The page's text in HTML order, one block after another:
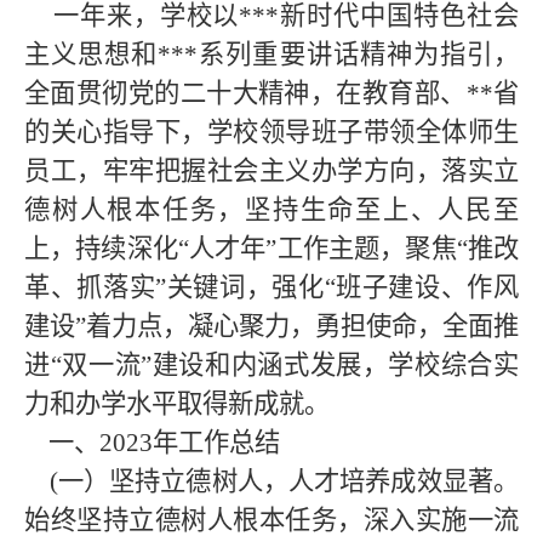
一年来，学校以***新时代中国特色社会
主义思想和***系列重要讲话精神为指引，
全面贯彻党的二十大精神，在教育部、 **省
的关心指导下，学校领导班子带领全体师生
员工，牢牢把握社会主义办学方向，落实立
德树人根本任务，坚持生命至上、人民至
上，持续深化“人才年”工作主题，聚焦“推改
革、抓落实”关键词，强化“班子建设、作风
建设”着力点，凝心聚力，勇担使命，全面推
进“双一流”建设和内涵式发展，学校综合实
力和办学水平取得新成就。
一、 2023年工作总结
(一）坚持立德树人，人才培养成效显著。
始终坚持立德树人根本任务，深入实施一流